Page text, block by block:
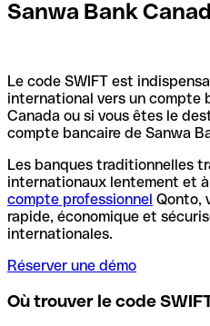
Sanwa Bank
Le code SWIFT est
international vers un compte
Canada ou si vous êtes le
compte bancaire de Sanwa
Les banques traditionnelles
internationaux lentement et
compte professionnel Qonto,
rapide, économique et
internationales.
Réserver une démo
Où trouver le code